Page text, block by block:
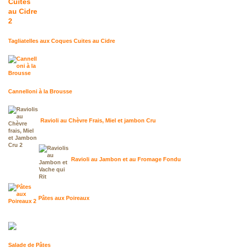
Tagliatelles aux Coques Cuites au Cidre
Cannelloni à la Brousse
Ravioli au Chèvre Frais, Miel et jambon Cru
Ravioli au Jambon et au Fromage Fondu
Pâtes aux Poireaux
Salade de Pâtes